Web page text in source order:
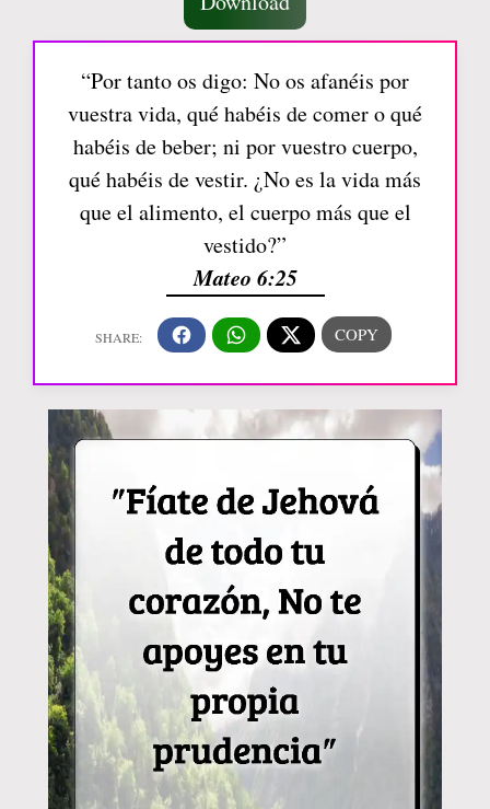
“Por tanto os digo: No os afanéis por
vuestra vida, qué habéis de comer o qué
habéis de beber; ni por vuestro cuerpo,
qué habéis de vestir. ¿No es la vida más
que el alimento, el cuerpo más que el
vestido?”
Mateo 6:25